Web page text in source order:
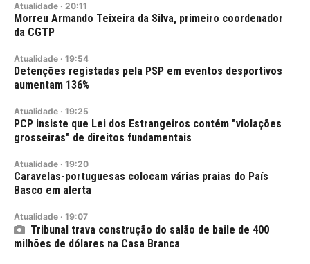
Atualidade · 20:11
Morreu Armando Teixeira da Silva, primeiro coordenador
da CGTP
Atualidade · 19:54
Detenções registadas pela PSP em eventos desportivos
aumentam 136%
Atualidade · 19:25
PCP insiste que Lei dos Estrangeiros contém "violações
grosseiras" de direitos fundamentais
Atualidade · 19:20
Caravelas-portuguesas colocam várias praias do País
Basco em alerta
Atualidade · 19:07
Tribunal trava construção do salão de baile de 400
milhões de dólares na Casa Branca